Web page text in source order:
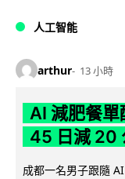
人工智能
arthur 13 小時
AI 減肥餐
45 日減 20
成都一名男子跟隨